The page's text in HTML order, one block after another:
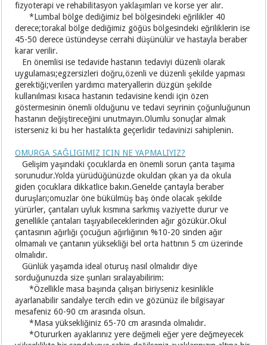
fizyoterapi ve rehabilitasyon yaklaşımları ve korse yer alır.
*Lumbal bölge dediğimiz bel bölgesindeki eğrilikler 40
derece;torakal bölge dediğimiz göğüs bölgesindeki eğriliklerin ise
45-50 derece üstündeyse cerrahi düşünülür ve hastayla beraber
karar verilir.
En önemlisi ise tedavide hastanın tedaviyi düzenli olarak
uygulaması;egzersizleri doğru,özenli ve düzenli şekilde yapması
gerektiği;verilen yardımcı materyallerin düzgün şekilde
kullanılması kısaca hastanın tedavisine kendi için özen
göstermesinin önemli olduğunu ve tedavi seyrinin çoğunluğunun
hastanın değiştireceğini unutmayın.Olumlu sonuçlar almak
isterseniz ki bu her hastalıkta geçerlidir tedavinizi sahiplenin.
OMURGA SAĞLIGIMIZ ICIN NE YAPMALIYIZ?
Gelişim yaşındaki çocuklarda en önemli sorun çanta taşıma
sorunudur.Yolda yürüdüğünüzde okuldan çıkan ya da okula
giden çocuklara dikkatlice bakın.Genelde çantayla beraber
duruşları;omuzlar öne bükülmüş baş önde olacak şekilde
yürürler, çantaları uyluk kısmına sarkmış vaziyette durur ve
genellikle çantaları taşıyabileceklerinden ağır gözükür.Okul
çantasının ağırlığı çocuğun ağırlığının %10-20 sinden ağır
olmamalı ve çantanın yüksekliği bel orta hattının 5 cm üzerinde
olmalıdır.
Günlük yaşamda ideal oturuş nasıl olmalıdır diye
sorduğunuzda size şunları sıralayabilirim:
*Özellikle masa başında çalışan biriyseniz kesinlikle
ayarlanabilir sandalye tercih edin ve gözünüz ile bilgisayar
mesafeniz 60-90 cm arasında olsun.
*Masa yüksekliğiniz 65-70 cm arasında olmalıdır.
*Otururken ayaklarınız yere değmeli eğer yere değmeyecek